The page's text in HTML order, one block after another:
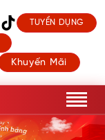
Khuyến Mãi
TUYỂN DỤNG